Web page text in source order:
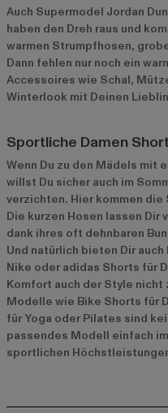
Auch Supermodel Jordan
haben den Dreh raus und
warmen Strumpfhosen,
Dann fehlen nur noch ein
Accessoires wie Schal,
Winterlook mit Deinen
Sportliche Damen
Wenn Du zu den Mädels mit
willst Du sicher auch im
verzichten. Hier kommen
Die kurzen Hosen lassen
dank ihres oft dehnbaren
Und natürlich bieten Dir
Nike oder adidas Shorts für
Komfort auch der Style nicht
Modelle wie Bike Shorts für
für Yoga oder Pilates sind
passendes Modell einfach
sportlichen